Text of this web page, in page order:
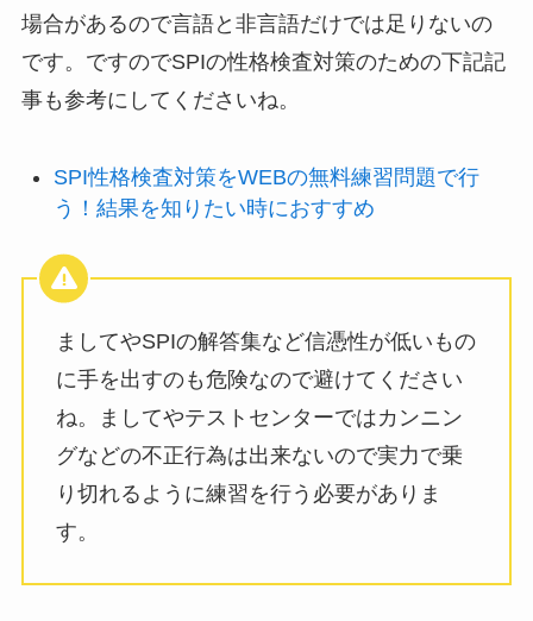
場合があるので言語と非言語だけでは足りないの
です。ですのでSPIの性格検査対策のための下記記
事も参考にしてくださいね。
SPI性格検査対策をWEBの無料練習問題で行
う！結果を知りたい時におすすめ
ましてやSPIの解答集など信憑性が低いもの
に手を出すのも危険なので避けてください
ね。ましてやテストセンターではカンニン
グなどの不正行為は出来ないので実力で乗
り切れるように練習を行う必要がありま
す。